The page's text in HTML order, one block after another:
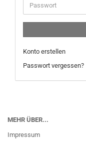
Passwort
Konto erstellen
Passwort vergessen?
MEHR ÜBER...
Impressum